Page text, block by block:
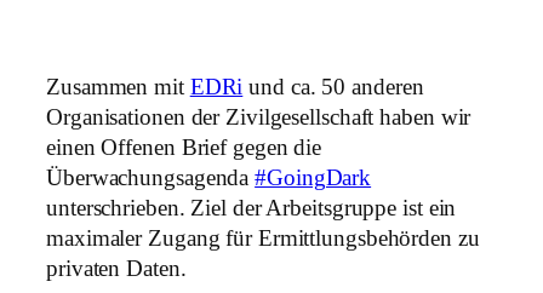
Zusammen mit EDRi und ca. 50 anderen
Organisationen der Zivilgesellschaft haben wir
einen Offenen Brief gegen die
Überwachungsagenda#GoingDark
unterschrieben. Ziel der Arbeitsgruppe ist ein
maximaler Zugang für Ermittlungsbehörden zu
privaten Daten.